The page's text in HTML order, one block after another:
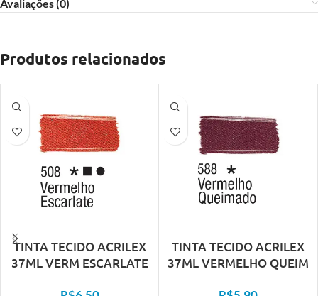
Avaliações (0)
Produtos relacionados
TINTA TECIDO ACRILEX
37ML VERM ESCARLATE
TINTA TECIDO ACRILEX
37ML VERMELHO QUEIM